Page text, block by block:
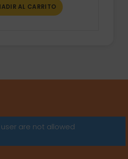
AL CARRITO
are not allowed